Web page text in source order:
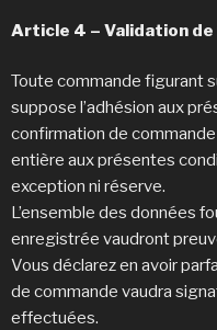
Article 4 – Validation
Toute commande figurant
suppose l’adhésion aux
confirmation de
entière aux présentes
exception ni réserve.
L’ensemble des données
enregistrée vaudront
Vous déclarez en avoir
de commande vaudra
effectuées.